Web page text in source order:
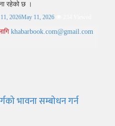
रहेको छ ।
2026May 11, 2026
khabarbook.com@gmail.com
भावना सम्बोधन गर्न